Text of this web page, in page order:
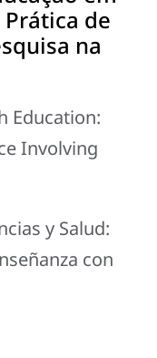
de
na
Education:
Involving
y Salud:
con